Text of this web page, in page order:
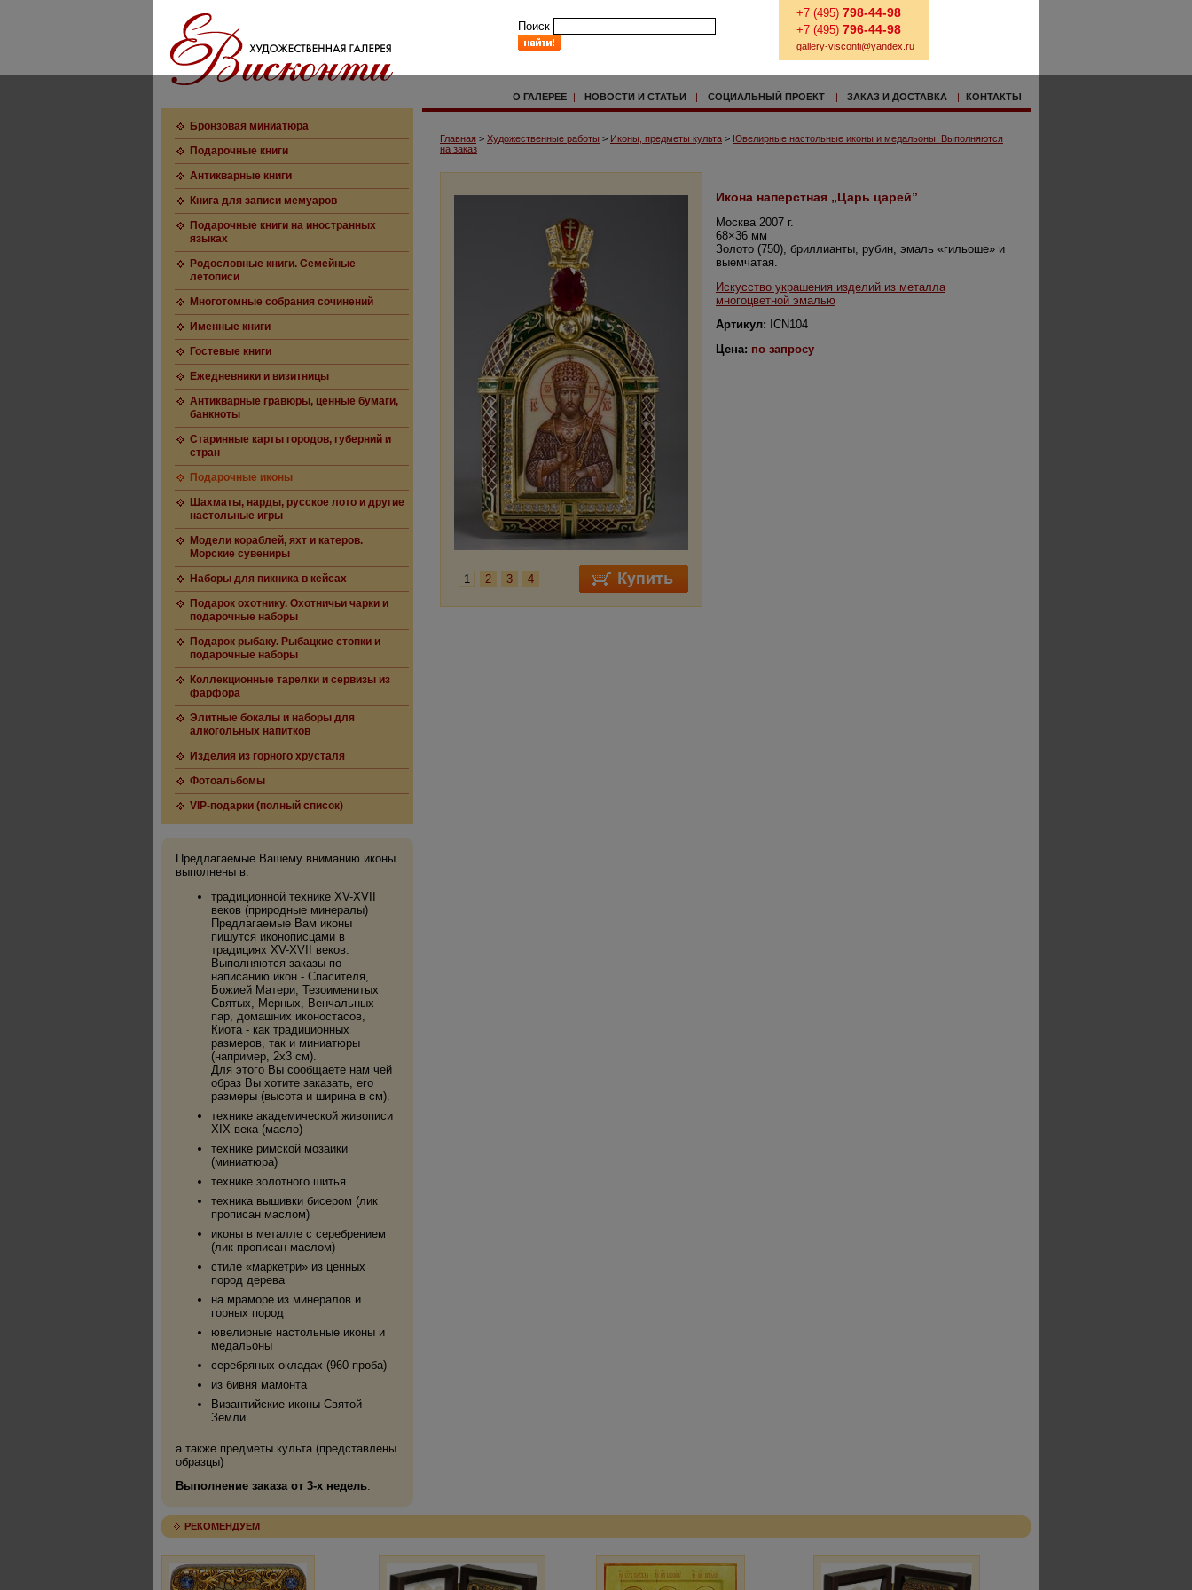
Поиск
+7 (495) 798-44-98
+7 (495) 796-44-98
gallery-visconti@yandex.ru
О ГАЛЕРЕЕ | НОВОСТИ И СТАТЬИ | СОЦИАЛЬНЫЙ ПРОЕКТ | ЗАКАЗ И ДОСТАВКА | КОНТАКТЫ
Бронзовая миниатюра
Подарочные книги
Антикварные книги
Книга для записи мемуаров
Подарочные книги на иностранных
языках
Родословные книги. Семейные
летописи
Многотомные собрания сочинений
Именные книги
Гостевые книги
Ежедневники и визитницы
Антикварные гравюры, ценные бумаги,
банкноты
Старинные карты городов, губерний и
стран
Подарочные иконы
Шахматы, нарды, русское лото и другие
настольные игры
Модели кораблей, яхт и катеров.
Морские сувениры
Наборы для пикника в кейсах
Подарок охотнику. Охотничьи чарки и
подарочные наборы
Подарок рыбаку. Рыбацкие стопки и
подарочные наборы
Коллекционные тарелки и сервизы из
фарфора
Элитные бокалы и наборы для
алкогольных напитков
Изделия из горного хрусталя
Фотоальбомы
VIP-подарки (полный список)
Предлагаемые Вашему вниманию иконы
выполнены в:
традиционной технике XV-XVII
веков (природные минералы)
Предлагаемые Вам иконы
пишутся иконописцами в
традициях XV-XVII веков.
Выполняются заказы по
написанию икон - Спасителя,
Божией Матери, Тезоименитых
Святых, Мерных, Венчальных
пар, домашних иконостасов,
Киота - как традиционных
размеров, так и миниатюры
(например, 2х3 см).
Для этого Вы сообщаете нам чей
образ Вы хотите заказать, его
размеры (высота и ширина в см).
технике академической живописи
XIX века (масло)
технике римской мозаики
(миниатюра)
технике золотного шитья
техника вышивки бисером (лик
прописан маслом)
иконы в металле с серебрением
(лик прописан маслом)
стиле «маркетри» из ценных
пород дерева
на мраморе из минералов и
горных пород
ювелирные настольные иконы и
медальоны
серебряных окладах (960 проба)
из бивня мамонта
Византийские иконы Святой
Земли
а также предметы культа (представлены
образцы)
Выполнение заказа от 3-х недель.
Главная > Художественные работы > Иконы, предметы культа > Ювелирные настольные иконы и медальоны. Выполняются
на заказ
1 2 3 4
Икона наперстная „Царь царей”
Москва 2007 г.
68×36 мм
Золото (750), бриллианты, рубин, эмаль «гильоше» и
выемчатая.
Искусство украшения изделий из металла
многоцветной эмалью
Артикул: ICN104
Цена: по запросу
РЕКОМЕНДУЕМ